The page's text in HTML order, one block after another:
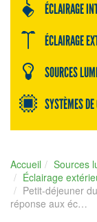
ÉCLAIRAGE
ÉCLAIRAGE
SOURCES
SYSTÈMES
Accueil Sources
Éclairage
Petit-déjeuner
réponse aux éc…